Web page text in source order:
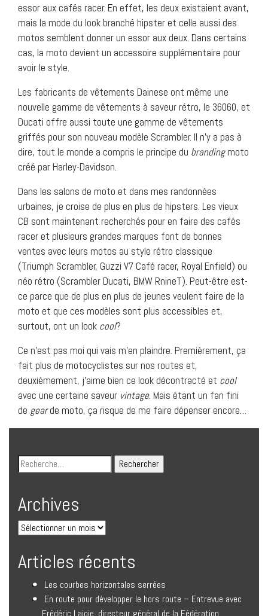
essor aux cafés racer. En effet, les deux existaient avant,
mais la mode du look branché hipster et celle aussi des
motos semblent donner un essor aux deux. Dans certains
cas, la moto devient un accessoire supplémentaire pour
avoir le style.
Les fabricants de vêtements Dainese ont même une
nouvelle gamme de vêtements à saveur rétro, le 36060, et
Ducati offre aussi toute une gamme de vêtements
griffés pour son nouveau modèle Scrambler. Il n’y a pas à
dire, tout le monde a compris le principe du brandingmoto
créé par Harley-Davidson.
Dans les salons de moto et dans mes randonnées
urbaines, je croise de plus en plus de hipsters. Les vieux
CB sont maintenant recherchés pour en faire des cafés
racer et plusieurs grandes marques font de bonnes
ventes avec leurs motos au style rétro classique
(Triumph Scrambler, Guzzi V7 Café racer, Royal Enfield) ou
néo rétro (Scrambler Ducati, BMW RnineT). Peut-être est-
ce parce que de plus en plus de jeunes veulent faire de la
moto et que ces modèles sont plus accessibles et,
surtout, ont un look cool?
Ce n’est pas moi qui vais m’en plaindre. Premièrement, ça
fait plus de motocyclistes sur nos routes et,
deuxièmement, j’aime bien ce look décontracté et cool
avec une certaine saveur vintage. Mais étant un fan fini
de gearde moto, ça risque de me faire dépenser encore…
Archives
Articles récents
Les courbes horizontales serrées
En route pour développer le hors route – Entrevue avec
Frédéric Lajoie, directeur général de la Fédération